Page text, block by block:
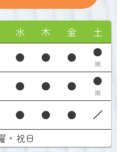
水 木 金
土
● ● ● ●
※
● ● ● ●
※
● ● ●
／
・祝日